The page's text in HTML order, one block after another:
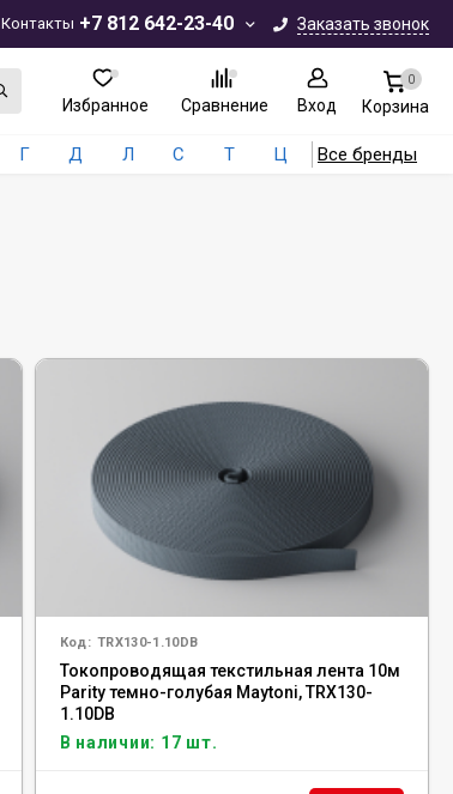
+7 812 642-23-40 Заказать звонок
Контакты
Избранное Сравнение Вход
0
Корзина
Г Д Л С Т Ц Все бренды
Код: TRX130-1.10DB
Токопроводящая текстильная лента 10м
Parity темно-голубая Maytoni, TRX130-
1.10DB
В наличии: 17 шт.